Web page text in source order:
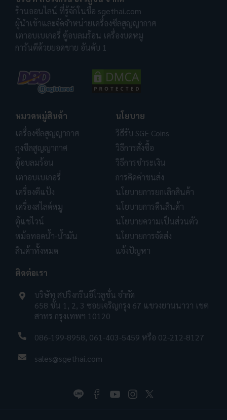
ร้านออนไลน์ ที่รู้จักในชื่อ sgethai.com
ผู้นำเข้าและจัดจำหน่ายเครื่องซีลสูญญากาศ
เตาอบเบเกอรี่ ตู้อบลมร้อน เครื่องบดหมู
การันตีด้วยยอดขาย อันดับ 1
หมวดหมู่สินค้า
เครื่องซีลสูญญากาศ
ถุงซีลสูญญากาศ
ตู้อบลมร้อน
เตาอบเบเกอรี่
เครื่องตีแป้ง
เครื่องสไลด์หมู
ตู้แช่ไวน์
หม้อทอดน้ำ-น้ำมัน
สินค้าทั้งหมด
นโยบาย
วิธีรับ SGE Coins
วิธีการสั่งซื้อ
วิธีการชำระเงิน
การคิดค่าขนส่ง
นโยบายการยกเลิกสินค้า
นโยบายการคืนสินค้า
นโยบายความเป็นส่วนตัว
นโยบายการจัดส่ง
แจ้งปัญหา
ติดต่อเรา
บริษัท สปริงกรีนอีโวลูชั่น จำกัด
658 ชั้น 1, 2, 3 ซอยเจริญกรุง 67 แขวงยานนาวา เขต
สาทร กรุงเทพฯ 10120
086-199-8958, 061-403-5459 หรือ 02-212-8127
sales@sgethai.com